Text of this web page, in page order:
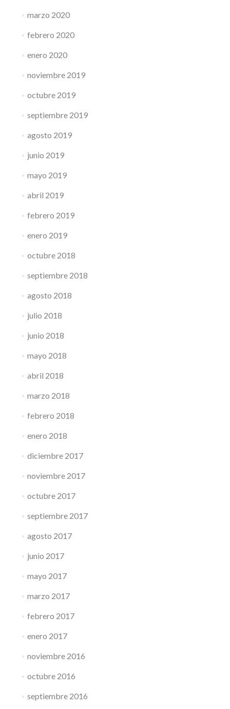
marzo 2020
febrero 2020
enero 2020
noviembre 2019
octubre 2019
septiembre 2019
agosto 2019
junio 2019
mayo 2019
abril 2019
febrero 2019
enero 2019
octubre 2018
septiembre 2018
agosto 2018
julio 2018
junio 2018
mayo 2018
abril 2018
marzo 2018
febrero 2018
enero 2018
diciembre 2017
noviembre 2017
octubre 2017
septiembre 2017
agosto 2017
junio 2017
mayo 2017
marzo 2017
febrero 2017
enero 2017
noviembre 2016
octubre 2016
septiembre 2016